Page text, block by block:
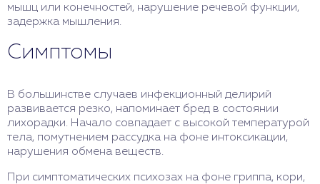
мышц или конечностей, нарушение речевой функции,
задержка мышления.
Симптомы
В большинстве случаев инфекционный делирий
развивается резко, напоминает бред в состоянии
лихорадки. Начало совпадает с высокой температурой
тела, помутнением рассудка на фоне интоксикации,
нарушения обмена веществ.
При симптоматических психозах на фоне гриппа, кори,